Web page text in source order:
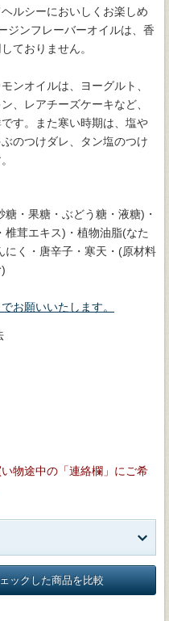
ルシーにおいしくお楽しめ
ジンフレーバーオイルは、香
ておりません。
ンオイルは、ヨーグルト、
、レアチーズケーキなど、
す。また寒い時期は、塩や
のつけダレ、タン塩のつけ
糖・果糖・ぶどう糖・液糖)・
椎茸エキス)・植物油脂(なた
にく・唐辛子・寒天・(原材料
お願いいたします。
物途中の「連絡欄」にご希
ックした商品を比較